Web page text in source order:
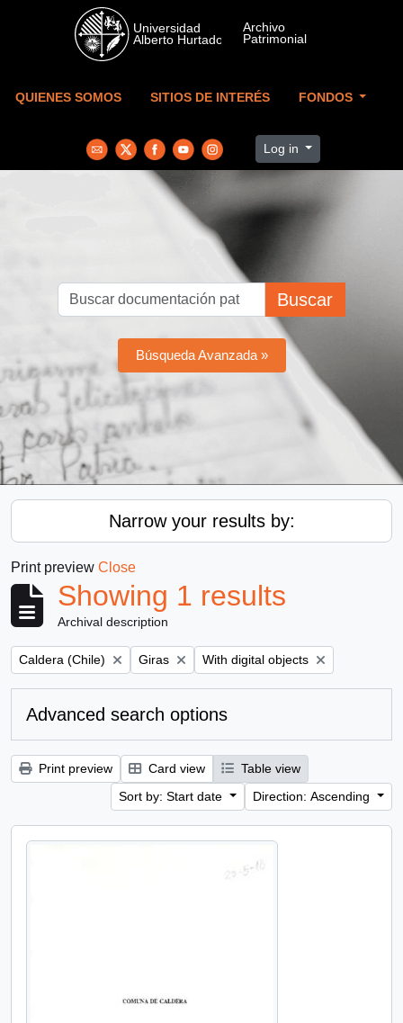
Skip to main content
QUIENES SOMOS SITIOS DE INTERÉS FONDOS
Log in
Buscar
Búsqueda Avanzada »
Narrow your results by:
Print preview Close
Showing 1 results
Archival description
Remove filter:
Caldera (Chile) Remove filter:
Giras Remove filter:
With digital objects
Advanced search options
Print preview Card view
Table view
Sort by: Start date
Direction: Ascending